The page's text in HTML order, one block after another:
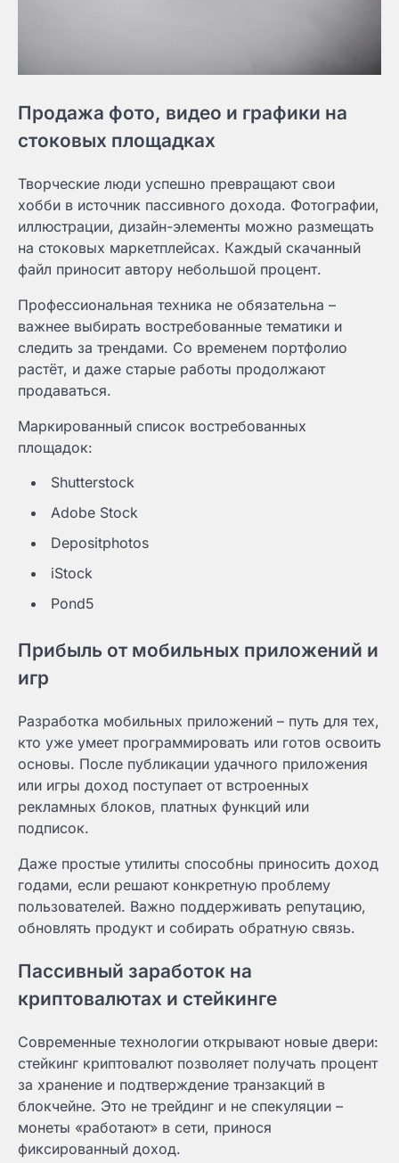
Продажа фото, видео и графики на
стоковых площадках
Творческие люди успешно превращают свои
хобби в источник пассивного дохода. Фотографии,
иллюстрации, дизайн-элементы можно размещать
на стоковых маркетплейсах. Каждый скачанный
файл приносит автору небольшой процент.
Профессиональная техника не обязательна –
важнее выбирать востребованные тематики и
следить за трендами. Со временем портфолио
растёт, и даже старые работы продолжают
продаваться.
Маркированный список востребованных
площадок:
Shutterstock
Adobe Stock
Depositphotos
iStock
Pond5
Прибыль от мобильных приложений и
игр
Разработка мобильных приложений – путь для тех,
кто уже умеет программировать или готов освоить
основы. После публикации удачного приложения
или игры доход поступает от встроенных
рекламных блоков, платных функций или
подписок.
Даже простые утилиты способны приносить доход
годами, если решают конкретную проблему
пользователей. Важно поддерживать репутацию,
обновлять продукт и собирать обратную связь.
Пассивный заработок на
криптовалютах и стейкинге
Современные технологии открывают новые двери:
стейкинг криптовалют позволяет получать процент
за хранение и подтверждение транзакций в
блокчейне. Это не трейдинг и не спекуляции –
монеты «работают» в сети, принося
фиксированный доход.